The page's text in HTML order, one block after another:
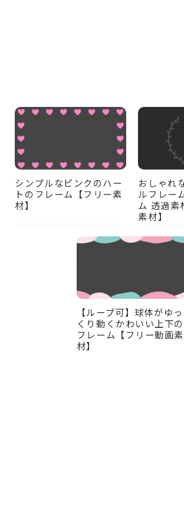
シンプルなピンクのハー
トのフレーム【フリー素
材】
おしゃれ
ルフレー
ム 透過素
素材】
【ループ可】球体がゆっ
くり動くかわいい上下の
フレーム【フリー動画素
材】